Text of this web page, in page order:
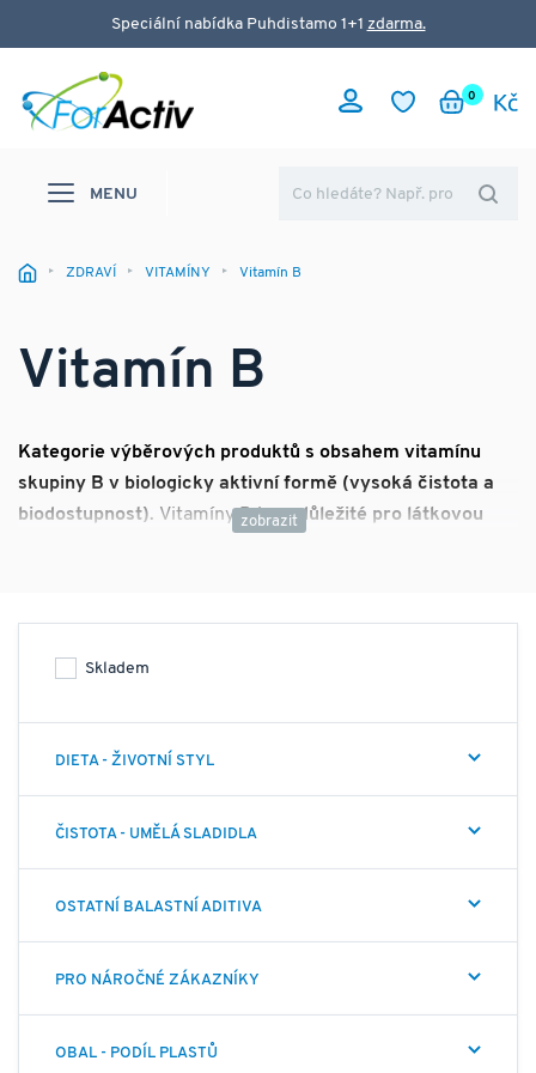
Speciální nabídka Puhdistamo 1+1 zdarma.
0
MENU
ZDRAVÍ VITAMÍNY Vitamín B
Vitamín B
Kategorie výběrových produktů s obsahem vitamínu
skupiny B v biologicky aktivní formě (vysoká čistota a
biodostupnost). Vitamíny B jsou důležité pro látkovou
Ty pak dále napomáhají enzymatickým reakcím.
totiž v těle spouští téměř všechny důležité procesy a ko-
enzymy těmto procesům napomáhají.
methylkobalamin (metylovaná forma) a
adenosylkobalamin (fosforylovaná forma).Suplementace
obou forem vitamínů tedy podporuje maximální možnou
Skladem
DIETA - ŽIVOTNÍ STYL
ČISTOTA - UMĚLÁ SLADIDLA
OSTATNÍ BALASTNÍ ADITIVA
PRO NÁROČNÉ ZÁKAZNÍKY
OBAL - PODÍL PLASTŮ